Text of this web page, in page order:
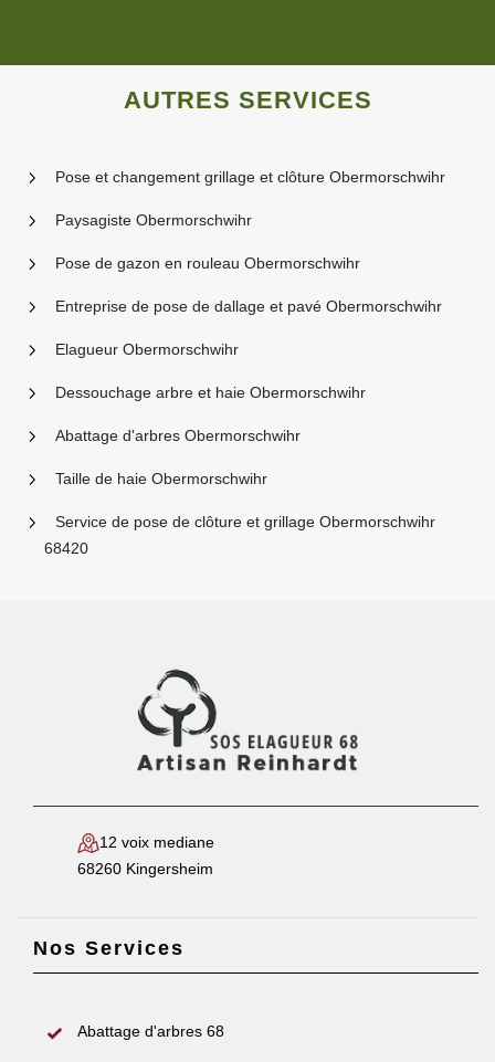
AUTRES SERVICES
Pose et changement grillage et clôture Obermorschwihr
Paysagiste Obermorschwihr
Pose de gazon en rouleau Obermorschwihr
Entreprise de pose de dallage et pavé Obermorschwihr
Elagueur Obermorschwihr
Dessouchage arbre et haie Obermorschwihr
Abattage d'arbres Obermorschwihr
Taille de haie Obermorschwihr
Service de pose de clôture et grillage Obermorschwihr
68420
12 voix mediane
68260 Kingersheim
Nos Services
Abattage d'arbres 68